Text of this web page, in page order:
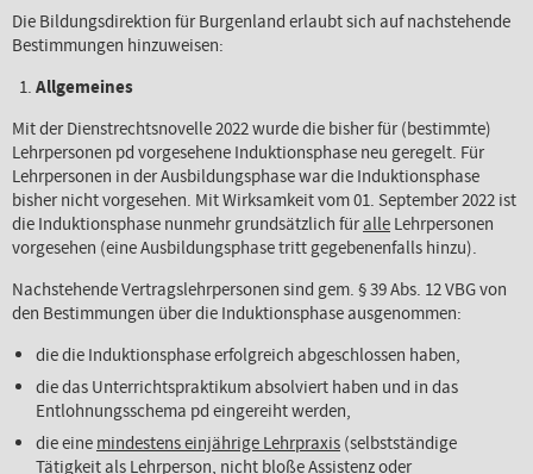
Die Bildungsdirektion für Burgenland erlaubt sich auf nachstehende
Bestimmungen hinzuweisen:
Allgemeines
Mit der Dienstrechtsnovelle 2022 wurde die bisher für (bestimmte)
Lehrpersonen pd vorgesehene Induktionsphase neu geregelt. Für
Lehrpersonen in der Ausbildungsphase war die Induktionsphase
bisher nicht vorgesehen. Mit Wirksamkeit vom 01. September 2022 ist
die Induktionsphase nunmehr grundsätzlich füralle Lehrpersonen
vorgesehen (eine Ausbildungsphase tritt gegebenenfalls hinzu).
Nachstehende Vertragslehrpersonen sind gem. § 39 Abs. 12 VBG von
den Bestimmungen über die Induktionsphase ausgenommen:
die die Induktionsphase erfolgreich abgeschlossen haben,
die das Unterrichtspraktikum absolviert haben und in das
Entlohnungsschema pd eingereiht werden,
die eine mindestens einjährige Lehrpraxis (selbstständige
Tätigkeit als Lehrperson, nicht bloße Assistenz oder